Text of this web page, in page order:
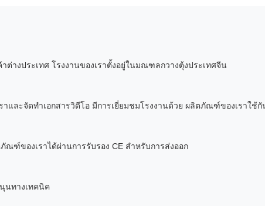
ต่างประเทศ โรงงานของเราตั้งอยู่ในมณฑลกวางตุ้งประเทศจีน
และจัดทำเอกสารวิดีโอ มีการเยี่ยมชมโรงงานด้วย ผลิตภัณฑ์ของเราใช้
ฑ์ของเราได้ผ่านการรับรอง CE สำหรับการส่งออก
นทางเทคนิค